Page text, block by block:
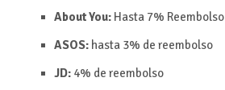
About You: Hasta 7% Reembolso
ASOS:hasta 3% de reembolso
JD:4% de reembolso